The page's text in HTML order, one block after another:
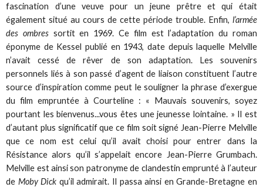
fascination d’une veuve pour un jeune prêtre et qui était
également situé au cours de cette période trouble. Enfin, l’armée
des ombressortit en 1969. Ce film est l’adaptation du roman
éponyme de Kessel publié en 1943, date depuis laquelle Melville
n’avait cessé de rêver de son adaptation. Les souvenirs
personnels liés à son passé d’agent de liaison constituent l’autre
source d’inspiration comme peut le souligner la phrase d’exergue
du film empruntée à Courteline : « Mauvais souvenirs, soyez
pourtant les bienvenus...vous êtes une jeunesse lointaine. » Il est
d’autant plus significatif que ce film soit signé Jean-Pierre Melville
que ce nom est celui qu’il avait choisi pour entrer dans la
Résistance alors qu’il s’appelait encore Jean-Pierre Grumbach.
Melville est ainsi son patronyme de clandestin emprunté à l’auteur
de Moby Dick qu’il admirait. Il passa ainsi en Grande-Bretagne en